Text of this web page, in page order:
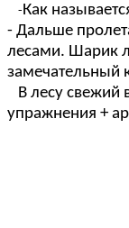
- Как
- Дальше
лесами. Шарик
замечательный
В лесу свежий
упражнения +
А
В мире
Но ты же
Включай